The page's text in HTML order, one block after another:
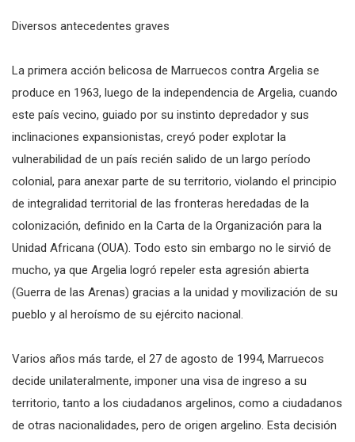
Diversos antecedentes graves
La primera acción belicosa de Marruecos contra Argelia se
produce en 1963, luego de la independencia de Argelia, cuando
este país vecino, guiado por su instinto depredador y sus
inclinaciones expansionistas, creyó poder explotar la
vulnerabilidad de un país recién salido de un largo período
colonial, para anexar parte de su territorio, violando el principio
de integralidad territorial de las fronteras heredadas de la
colonización, definido en la Carta de la Organización para la
Unidad Africana (OUA). Todo esto sin embargo no le sirvió de
mucho, ya que Argelia logró repeler esta agresión abierta
(Guerra de las Arenas) gracias a la unidad y movilización de su
pueblo y al heroísmo de su ejército nacional.
Varios años más tarde, el 27 de agosto de 1994, Marruecos
decide unilateralmente, imponer una visa de ingreso a su
territorio, tanto a los ciudadanos argelinos, como a ciudadanos
de otras nacionalidades, pero de origen argelino. Esta decisión